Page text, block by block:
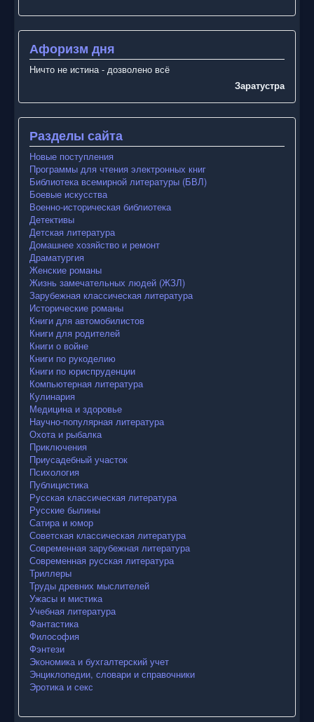
Афоризм дня
Ничто не истина - дозволено всё
Заратустра
Разделы сайта
Новые поступления
Программы для чтения электронных книг
Библиотека всемирной литературы (БВЛ)
Боевые искусства
Военно-историческая библиотека
Детективы
Детская литература
Домашнее хозяйство и ремонт
Драматургия
Женские романы
Жизнь замечательных людей (ЖЗЛ)
Зарубежная классическая литература
Исторические романы
Книги для автомобилистов
Книги для родителей
Книги о войне
Книги по рукоделию
Книги по юриспруденции
Компьютерная литература
Кулинария
Медицина и здоровье
Научно-популярная литература
Охота и рыбалка
Приключения
Приусадебный участок
Психология
Публицистика
Русская классическая литература
Русские былины
Сатира и юмор
Советская классическая литература
Современная зарубежная литература
Современная русская литература
Триллеры
Труды древних мыслителей
Ужасы и мистика
Учебная литература
Фантастика
Философия
Фэнтези
Экономика и бухгалтерский учет
Энциклопедии, словари и справочники
Эротика и секс